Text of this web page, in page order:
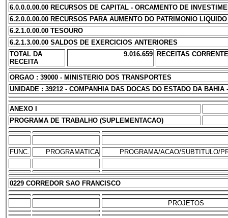
6.0.0.0.00.00 RECURSOS DE CAPITAL - ORCAMENTO DE
6.2.0.0.00.00 RECURSOS PARA AUMENTO DO PATRIMONIO LIQUIDO
6.2.1.0.00.00 TESOURO
6.2.1.3.00.00 SALDOS DE EXERCICIOS ANTERIORES
TOTAL DA
RECEITA
9.016.659 RECEITAS
ORGAO : 39000 - MINISTERIO DOS TRANSPORTES
UNIDADE : 39212 - COMPANHIA DAS DOCAS DO ESTADO DA BAHIA
ANEXO I
PROGRAMA DE TRABALHO (SUPLEMENTACAO)
FUNC. PROGRAMATICA PROGRAMA/ACAO/SUBTITULO/
0229 CORREDOR SAO FRANCISCO
PROJETOS